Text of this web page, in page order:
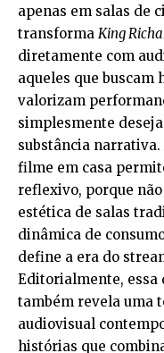
apenas em salas de
transforma King
diretamente com
aqueles que
valorizam
simplesmente
substância
filme em casa
reflexivo, porque
estética de salas
dinâmica de
define a era do
Editorialmente,
também revela uma
audiovisual
histórias que